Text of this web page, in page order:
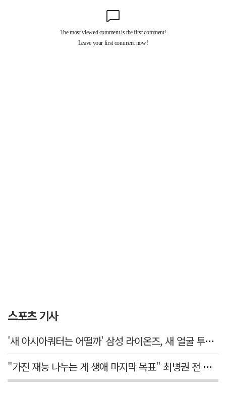
스포츠 기사
'새 아시아쿼터는 어떨까' 삼성 라이온즈, 새 얼굴 투수 미야모리 영입
"가진 재능 나누는 게 생애 마지막 목표" 최병권 전 대구체고 복싱 감독